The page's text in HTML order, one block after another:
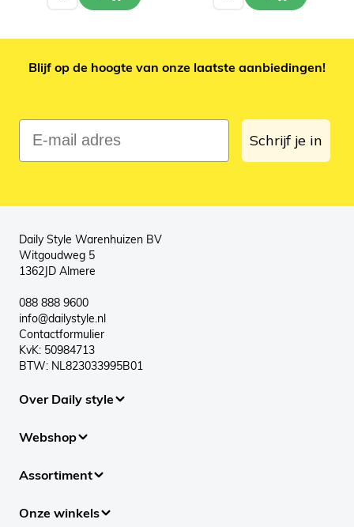
Blijf op de hoogte van onze laatste aanbiedingen!
E-mail adres
Schrijf je in
Daily Style Warenhuizen BV
Witgoudweg 5
1362JD Almere
088 888 9600
info@dailystyle.nl
Contactformulier
KvK: 50984713
BTW: NL823033995B01
Over Daily style
Webshop
Assortiment
Onze winkels